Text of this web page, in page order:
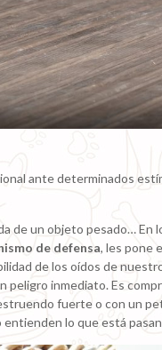
ante determinados
de un objeto pesado… En
de defensa, les pone
de los oídos de
peligro inmediato. Es
fuerte o con un
lo que está